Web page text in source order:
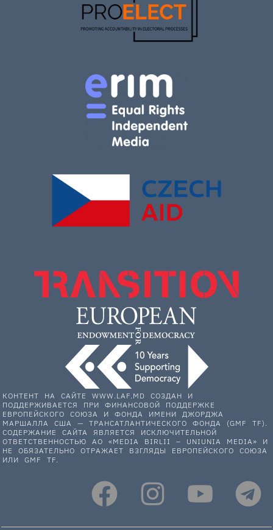
КОНТЕНТ НА САЙТЕ WWW.LAF.MD СОЗДАН И
ПОДДЕРЖИВАЕТСЯ ПРИ ФИНАНСОВОЙ ПОДДЕРЖКЕ
ЕВРОПЕЙСКОГО СОЮЗА И ФОНДА ИМЕНИ ДЖОРДЖА
МАРШАЛЛА США — ТРАНСАТЛАНТИЧЕСКОГО ФОНДА (GMF TF).
СОДЕРЖАНИЕ САЙТА ЯВЛЯЕТСЯ ИСКЛЮЧИТЕЛЬНОЙ
ОТВЕТСТВЕННОСТЬЮ АО «MEDIA BIRLII – UNIUNIA MEDIA» И
НЕ ОБЯЗАТЕЛЬНО ОТРАЖАЕТ ВЗГЛЯДЫ ЕВРОПЕЙСКОГО СОЮЗА
ИЛИ GMF TF.